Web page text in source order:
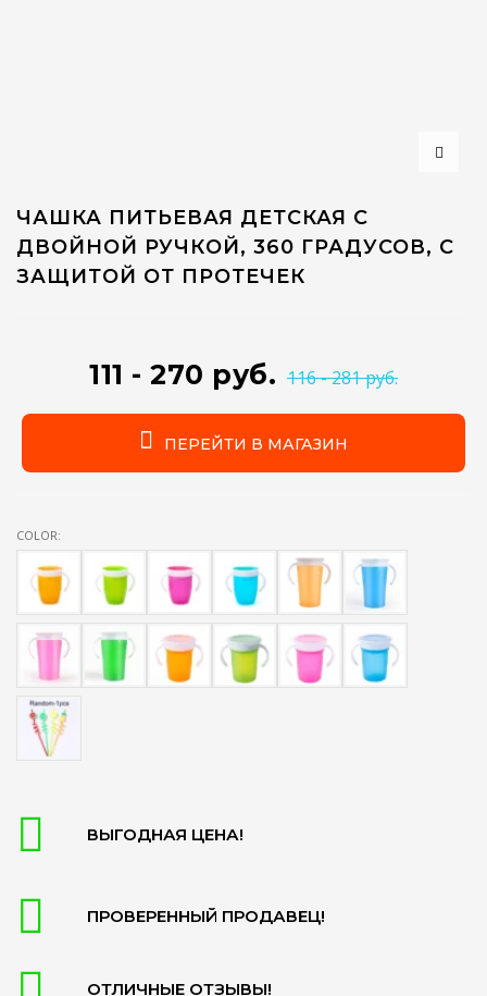
ЧАШКА ПИТЬЕВАЯ ДЕТСКАЯ С
ДВОЙНОЙ РУЧКОЙ, 360 ГРАДУСОВ, С
ЗАЩИТОЙ ОТ ПРОТЕЧЕК
111 - 270 руб. 116 - 281 руб.
ПЕРЕЙТИ В МАГАЗИН
COLOR:
ВЫГОДНАЯ ЦЕНА!
ПРОВЕРЕННЫЙ ПРОДАВЕЦ!
ОТЛИЧНЫЕ ОТЗЫВЫ!